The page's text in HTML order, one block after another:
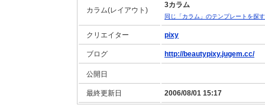
カラム(レイアウト)
3カラム
同じ「カラム」のテンプレートを探
クリエイター pixy
ブログ http://beautypixy.jugem.cc/
公開日
最終更新日 2006/08/01 15:17